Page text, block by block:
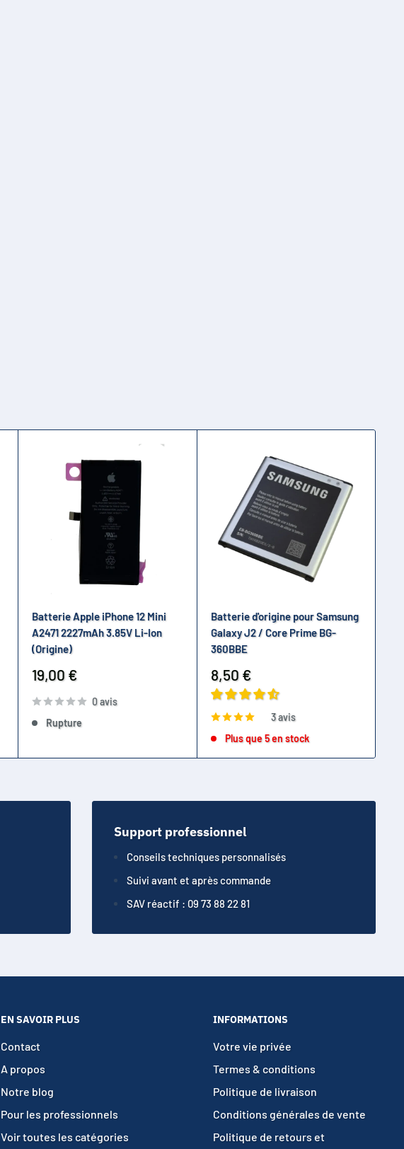
Batterie Apple iPhone 12 Mini
A2471 2227mAh 3.85V Li-Ion
(Origine)
Prix
réduit
19,00 €
0 avis
Rupture
Batterie d'origine pour Samsung
Galaxy J2 / Core Prime BG-
360BBE
Prix
réduit
8,50 €
3 avis
Plus que 5 en stock
Support professionnel
Conseils techniques personnalisés
Suivi avant et après commande
SAV réactif : 09 73 88 22 81
EN SAVOIR PLUS
Contact
A propos
Notre blog
Pour les professionnels
Voir toutes les catégories
INFORMATIONS
Votre vie privée
Termes & conditions
Politique de livraison
Conditions générales de vente
Politique de retours et